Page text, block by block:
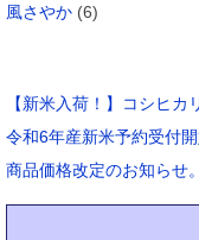
風さやか (6)
【新米入荷！】コシヒカ
令和6年産新米予約受付開
商品価格改定のお知らせ。